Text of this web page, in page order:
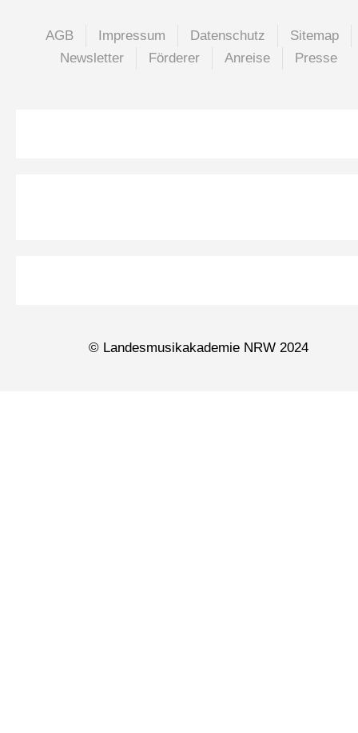
AGB Impressum Datenschutz
Sitemap
Newsletter
Förderer Anreise Presse
© Landesmusikakademie NRW 2024